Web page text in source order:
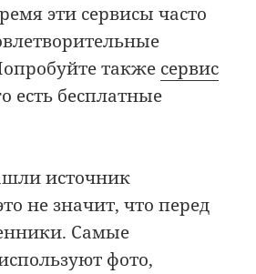
эти сервисы часто
также сервис
есть бесплатные
источник
не значит, что перед
Самые
фото,